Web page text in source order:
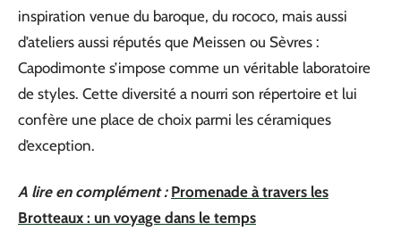
inspiration venue du baroque, du rococo, mais aussi
d’ateliers aussi réputés que Meissen ou Sèvres :
Capodimonte s’impose comme un véritable laboratoire
de styles. Cette diversité a nourri son répertoire et lui
confère une place de choix parmi les céramiques
d’exception.
A lire en complément : Promenade à travers les
Brotteaux : un voyage dans le temps